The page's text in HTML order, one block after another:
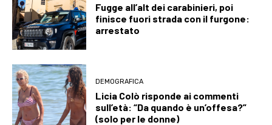
Fugge all’alt dei carabinieri, poi
finisce fuori strada con il furgone:
arrestato
DEMOGRAFICA
Licia Colò risponde ai commenti
sull’età: “Da quando è un’offesa?”
(solo per le donne)